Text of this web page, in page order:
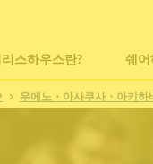
리스하우스란? 쉐어
우에노・아사쿠사・아키하